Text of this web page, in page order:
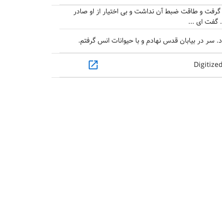
گرفت و طاقت ضبط آن نداشت و بی اختیار از او صادر
گفت ای ...
سر در بیابان قدس نهادم و با حیوانات انس گرفتم.
open_in_new